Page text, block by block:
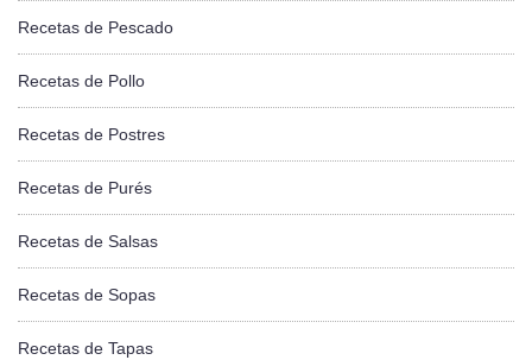
Recetas de Pescado
Recetas de Pollo
Recetas de Postres
Recetas de Purés
Recetas de Salsas
Recetas de Sopas
Recetas de Tapas